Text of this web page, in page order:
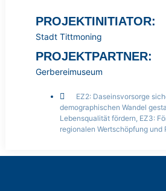
PROJEKTINITIATOR:
Stadt Tittmoning
PROJEKTPARTNER:
Gerbereimuseum
EZ2: Daseinsvorsorge
demographischen Wandel
Lebensqualität fördern, EZ3:
regionalen Wertschöpfung